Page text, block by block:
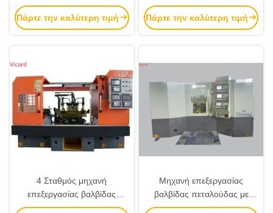
έξι σταθμών συνδυασμού
υψηλής προστασίας
Πάρτε την καλύτερη τιμή
πεταλούδας μηχανή
επεξεργασίας CNC σύστημα
Πάρτε την καλύτερη τιμή
4 Σταθμός μηχανή
επεξεργασίας βαλβίδας
πεταλούδας 1.5KW 374rpm
Μηχανή επεξεργασίας
βαλβίδας πεταλούδας με
διπλό κεφάλι CNC 6 σταθμός